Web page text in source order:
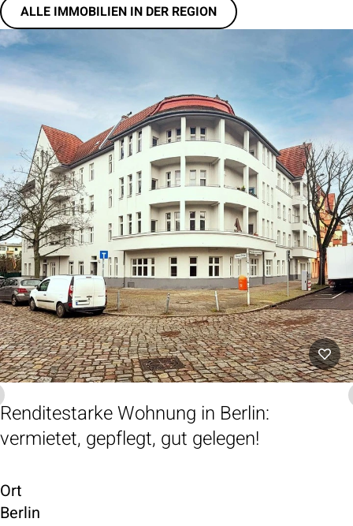
ALLE IMMOBILIEN IN DER REGION
Renditestarke Wohnung in Berlin:
vermietet, gepflegt, gut gelegen!
Ort
Berlin